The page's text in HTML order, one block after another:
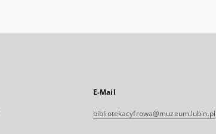
E-Mail
bibliotekacyfrowa@muzeum.lubin.pl